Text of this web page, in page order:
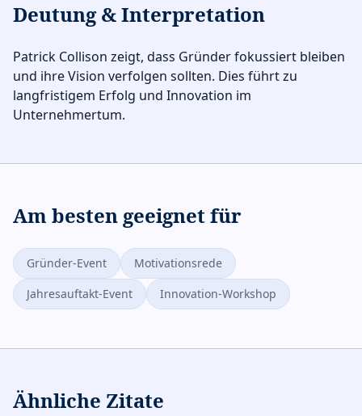
Deutung & Interpretation
Patrick Collison zeigt, dass Gründer fokussiert bleiben
und ihre Vision verfolgen sollten. Dies führt zu
langfristigem Erfolg und Innovation im
Unternehmertum.
Am besten geeignet für
Gründer-Event
Motivationsrede
Jahresauftakt-Event
Innovation-Workshop
Ähnliche Zitate